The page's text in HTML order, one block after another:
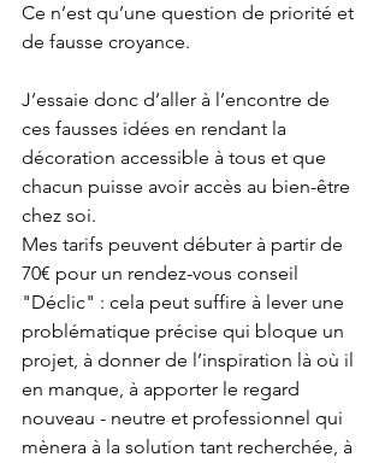
Ce n’est qu’une question de priorité et
de fausse croyance.
J’essaie donc d’aller à l’encontre de
ces fausses idées en rendant la
décoration accessible à tous et que
chacun puisse avoir accès au bien-être
chez soi.
Mes tarifs peuvent débuter à partir de
70€ pour un rendez-vous conseil
"Déclic" : cela peut suffire à lever une
problématique précise qui bloque un
projet, à donner de l’inspiration là où il
en manque, à apporter le regard
nouveau - neutre et professionnel qui
mènera à la solution tant recherchée, à